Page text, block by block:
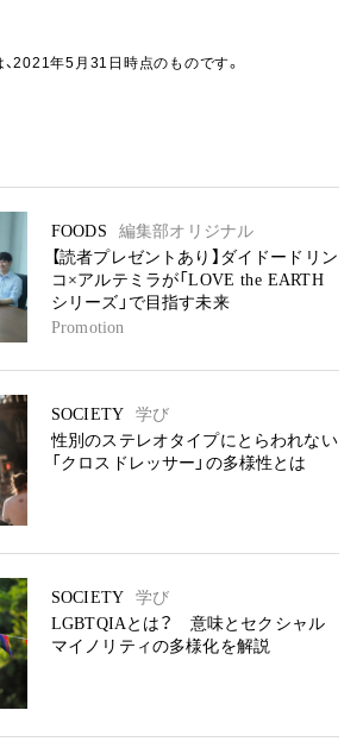
2021年5月31日時点のものです。
FOODS
編集部オリジナル
【読者プレゼントあり】ダイドードリン
コ×アルテミラが「LOVE the EARTH
シリーズ」で目指す未来
Promotion
SOCIETY
学び
性別のステレオタイプにとらわれない
「クロスドレッサー」の多様性とは
SOCIETY
学び
LGBTQIAとは？ 意味とセクシャル
マイノリティの多様化を解説